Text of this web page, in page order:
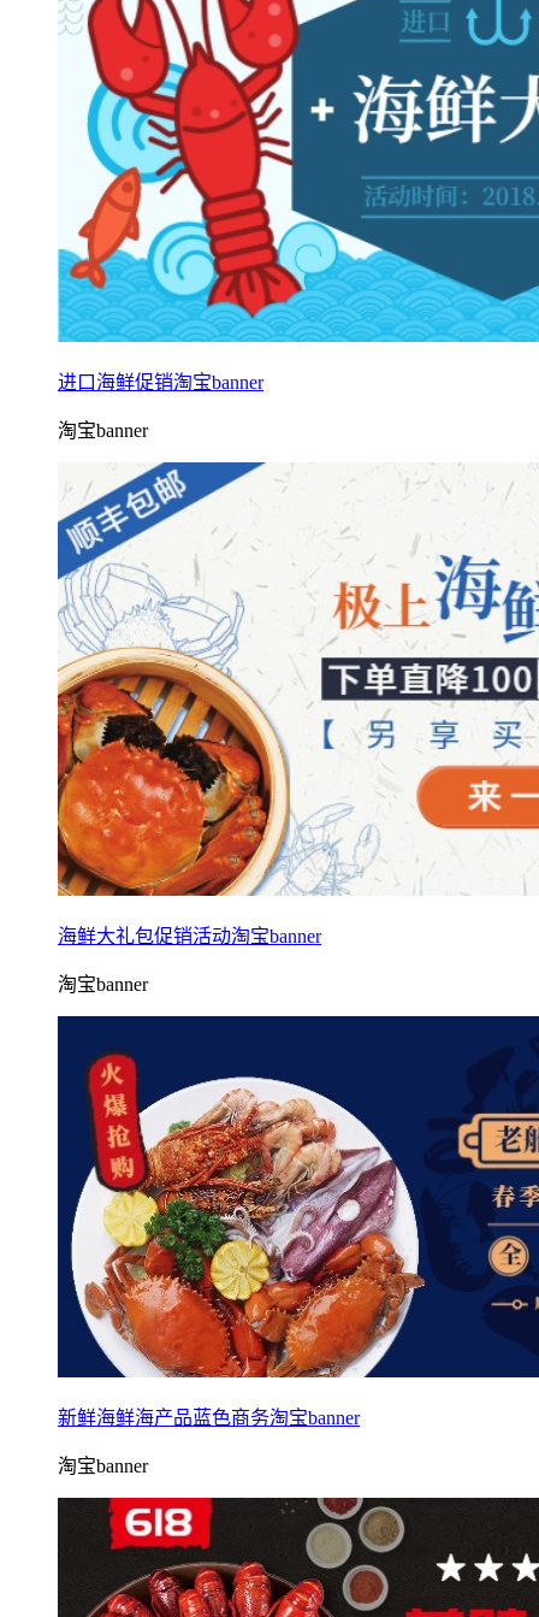
进口海鲜促销淘宝banner
淘宝banner
海鲜大礼包促销活动淘宝banner
淘宝banner
新鲜海鲜海产品蓝色商务淘宝banner
淘宝banner